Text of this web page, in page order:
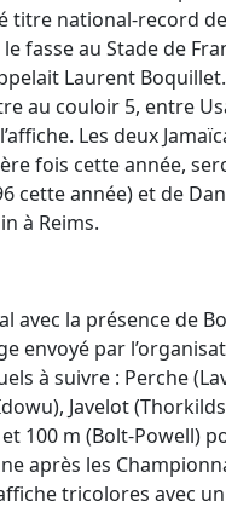
titre national-record
le fasse au Stade de
Laurent
au couloir 5, entre
Les deux
fois cette année,
cette année) et de
à Reims.
avec la présence de
envoyé par
à suivre : Perche
Javelot
100 m (Bolt-Powell)
après les
tricolores avec